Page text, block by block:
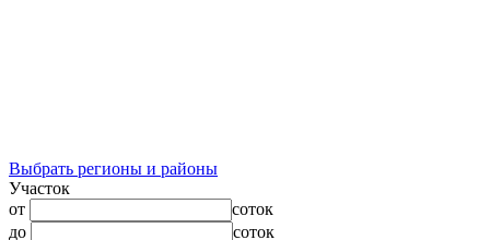
Выбрать регионы и районы
Участок
от
соток
до
соток